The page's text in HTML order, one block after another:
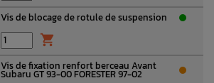
Vis de blocage de rotule de suspension

Vis de fixation renfort berceau Avant
Subaru GT 93-00 FORESTER 97-02